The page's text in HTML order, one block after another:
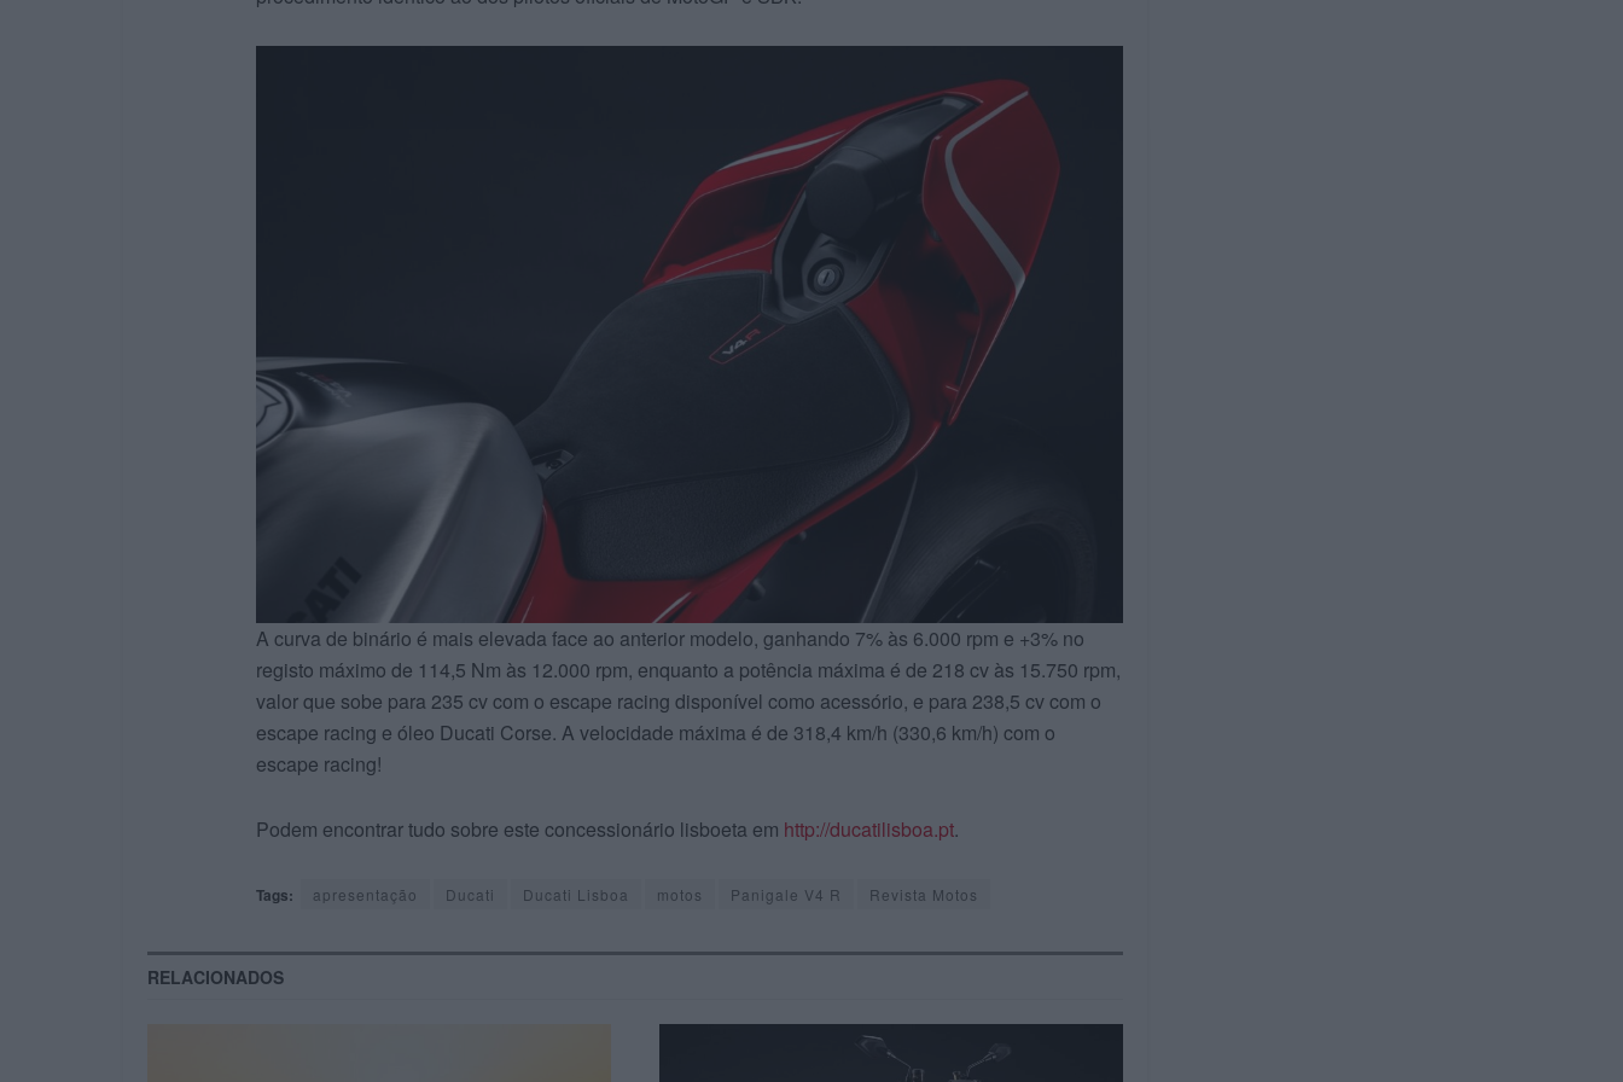
A curva de binário é mais elevada face ao anterior modelo, ganhando 7% às 6.000 rpm e +3% no
registo máximo de 114,5 Nm às 12.000 rpm, enquanto a potência máxima é de 218 cv às 15.750 rpm,
valor que sobe para 235 cv com o escape racing disponível como acessório, e para 238,5 cv com o
escape racing e óleo Ducati Corse. A velocidade máxima é de 318,4 km/h (330,6 km/h) com o
escape racing!
Podem encontrar tudo sobre este concessionário lisboeta em http://ducatilisboa.pt.
Tags: apresentação Ducati Ducati Lisboa motos Panigale V4 R Revista Motos
RELACIONADOS